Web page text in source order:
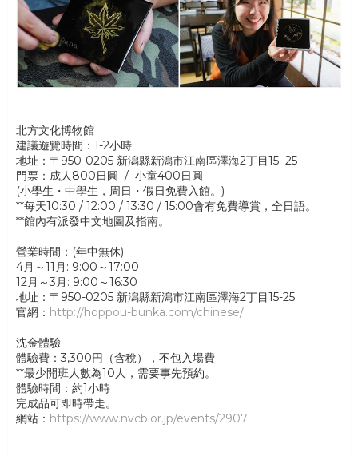
北方文化博物館
建議遊覽時間：1-2小時
地址：〒950-0205 新潟縣新潟市江南區澤海2丁目15−25
門票：成人800日圓 / 小童400日圓
(小學生・中學生，周日・假日免費入館。)
**每天10:30 / 12:00 / 13:30 / 15:00會有免費導賞，全日語。
**館內有派發中文地圖及指南。
營業時間：(年中無休)
4月～11月: 9:00～17:00
12月～3月: 9:00～16:30
地址：〒950-0205 新潟縣新潟市江南區澤海2丁目15-25
官網： http://hoppou-bunka.com/chinese/
沈金體驗
體驗費：3,300円（含稅），不包入場費
**最少開班人數為10人，需要事先預約。
體驗時間：約1小時
完成品可即時帶走。
網站： https://www.nvcb.or.jp/events/2907